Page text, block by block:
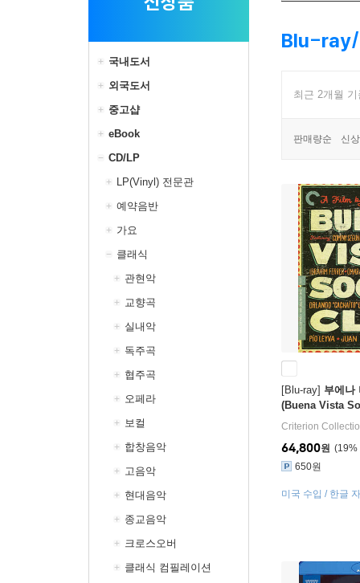
국내도서
외국도서
중고샵
eBook
CD/LP
LP(Vinyl) 전문관
예약음반
가요
클래식
관현악
교향곡
실내악
독주곡
협주곡
오페라
보컬
합창음악
고음악
현대음악
종교음악
크로스오버
클래식 컴필레이션
Blu-ray/
최근 2개월
판매량순 신
[Blu-ray] 부에나
(Buena Vista
iterion
Criterion
19%
64,800원
650원
미국 수입 / 한글